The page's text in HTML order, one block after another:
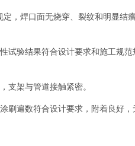
，焊口面无烧穿、裂纹和明显结
试验结果符合设计要求和施工规
支架与管道接触紧密。
刷遍数符合设计要求，附着良好